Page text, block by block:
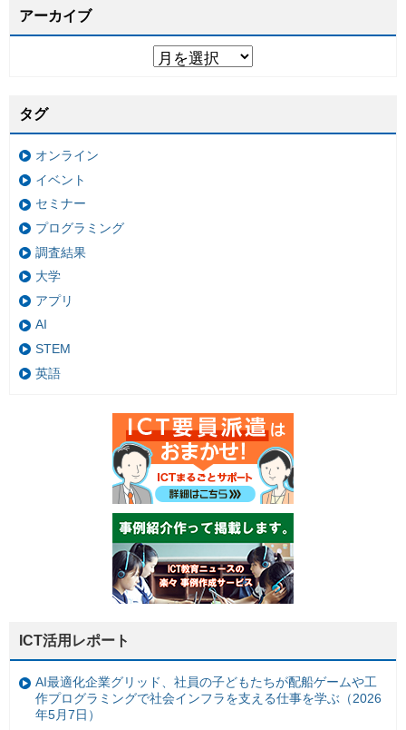
アーカイブ
タグ
オンライン
イベント
セミナー
プログラミング
調査結果
大学
アプリ
AI
STEM
英語
ICT活用レポート
AI最適化企業グリッド、社員の子どもたちが配船ゲームや工
作プログラミングで社会インフラを支える仕事を学ぶ（2026
年5月7日）